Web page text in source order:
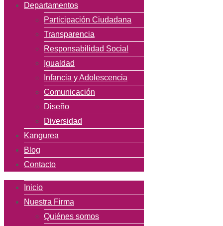
Departamentos
Participación Ciudadana
Transparencia
Responsabilidad Social
Igualdad
Infancia y Adolescencia
Comunicación
Diseño
Diversidad
Kangurea
Blog
Contacto
Inicio
Nuestra Firma
Quiénes somos